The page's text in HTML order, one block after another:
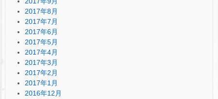
2017年8月
2017年7月
2017年6月
2017年5月
2017年4月
2017年3月
2017年2月
2017年1月
2016年12月